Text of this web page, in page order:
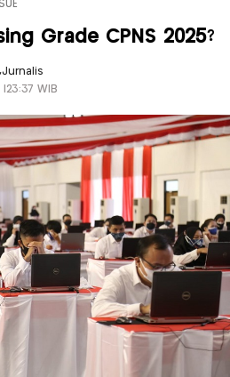
Grade CPNS 2025?
,Jurnalis
WIB